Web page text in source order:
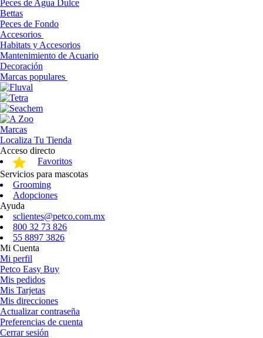
Peces de Agua Dulce
Bettas
Peces de Fondo
Accesorios
Habitats y Accesorios
Mantenimiento de Acuario
Decoración
Marcas populares
Marcas
Localiza Tu Tienda
Acceso directo
Favoritos
Servicios para mascotas
Grooming
Adopciones
Ayuda
sclientes@petco.com.mx
800 32 73 826
55 8897 3826
Mi Cuenta
Mi perfil
Petco Easy Buy
Mis pedidos
Mis Tarjetas
Mis direcciones
Actualizar contraseña
Preferencias de cuenta
Cerrar sesión